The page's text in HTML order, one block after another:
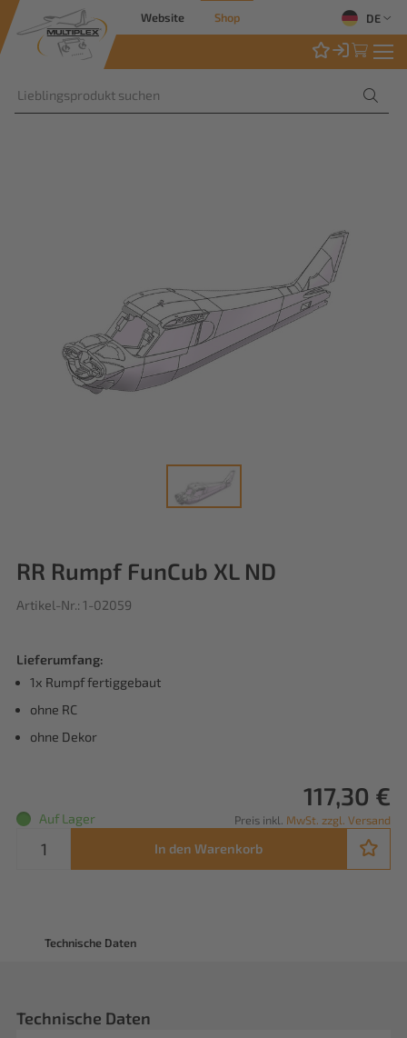
Website Shop DE
RR Rumpf FunCub XL ND
Artikel-Nr.: 1-02059
Lieferumfang:
1x Rumpf fertiggebaut
ohne RC
ohne Dekor
117,30 €
Preis inkl. MwSt. zzgl. Versand
Auf Lager
In den Warenkorb
Technische Daten
Technische Daten